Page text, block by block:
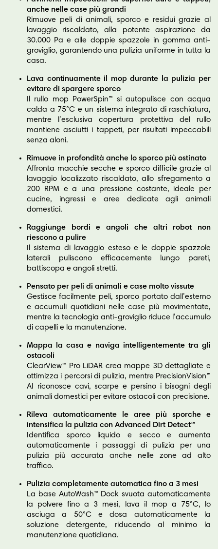
anche nelle case più grandi
Rimuove peli di animali, sporco e residui grazie al
lavaggio riscaldato, alla potente aspirazione da
30.000 Pa e alle doppie spazzole in gomma anti-
groviglio, garantendo una pulizia uniforme in tutta la
casa.
Lava continuamente il mop durante la pulizia per
evitare di spargere sporco
Il rullo mop PowerSpin™ si autopulisce con acqua
calda a 75°C e un sistema integrato di raschiatura,
mentre l’esclusiva copertura protettiva del rullo
mantiene asciutti i tappeti, per risultati impeccabili
senza aloni.
Rimuove in profondità anche lo sporco più ostinato
Affronta macchie secche e sporco difficile grazie al
lavaggio localizzato riscaldato, allo sfregamento a
200 RPM e a una pressione costante, ideale per
cucine, ingressi e aree dedicate agli animali
domestici.
Raggiunge bordi e angoli che altri robot non
riescono a pulire
Il sistema di lavaggio esteso e le doppie spazzole
laterali puliscono efficacemente lungo pareti,
battiscopa e angoli stretti.
Pensato per peli di animali e case molto vissute
Gestisce facilmente peli, sporco portato dall’esterno
e accumuli quotidiani nelle case più movimentate,
mentre la tecnologia anti-groviglio riduce l’accumulo
di capelli e la manutenzione.
Mappa la casa e naviga intelligentemente tra gli
ostacoli
ClearView™ Pro LiDAR crea mappe 3D dettagliate e
ottimizza i percorsi di pulizia, mentre PrecisionVision™
AI riconosce cavi, scarpe e persino i bisogni degli
animali domestici per evitare ostacoli con precisione.
Rileva automaticamente le aree più sporche e
intensifica la pulizia con Advanced Dirt Detect™
Identifica sporco liquido e secco e aumenta
automaticamente i passaggi di pulizia per una
pulizia più accurata anche nelle zone ad alto
traffico.
Pulizia completamente automatica fino a 3 mesi
La base AutoWash™ Dock svuota automaticamente
la polvere fino a 3 mesi, lava il mop a 75°C, lo
asciuga a 50°C e dosa automaticamente la
soluzione detergente, riducendo al minimo la
manutenzione quotidiana.